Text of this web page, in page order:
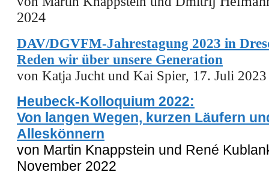
2024
DAV/DGVFM-Jahrestagung 2023 in
Reden wir über unsere Generation
von Katja Jucht und Kai Spier, 17. Juli 2023
Heubeck-Kolloquium 2022:
Von langen Wegen, kurzen Läufern
Alleskönnern
von Martin Knappstein und René
November 2022